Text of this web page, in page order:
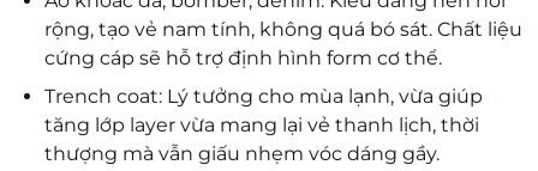
rộng, tạo vẻ nam tính, không quá bó sát. Chất liệu
cứng cáp sẽ hỗ trợ định hình form cơ thể.
Trench coat: Lý tưởng cho mùa lạnh, vừa giúp
tăng lớp layer vừa mang lại vẻ thanh lịch, thời
thượng mà vẫn giấu nhẹm vóc dáng gầy.